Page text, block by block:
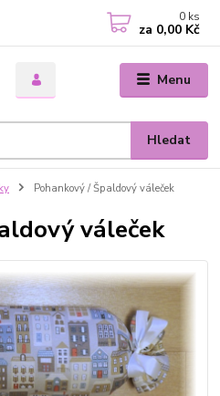
Menu
Hledat
0 ks
za 0,00 Kč
Pohankový / Špaldový váleček
váleček